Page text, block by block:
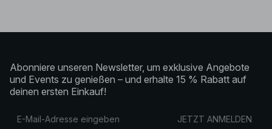
Abonniere unseren Newsletter, um exklusive Angebote
und Events zu genießen – und erhalte 15 % Rabatt auf
deinen ersten Einkauf!
JETZT ANMELDEN